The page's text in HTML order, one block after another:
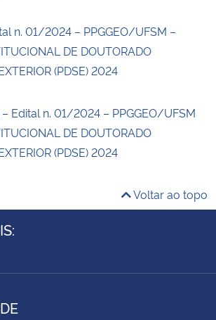
n. 01/2024 – PPGGEO/UFSM –
DE DOUTORADO
(PDSE) 2024
Edital n. 01/2024 – PPGGEO/UFSM
DE DOUTORADO
(PDSE) 2024
Voltar ao topo